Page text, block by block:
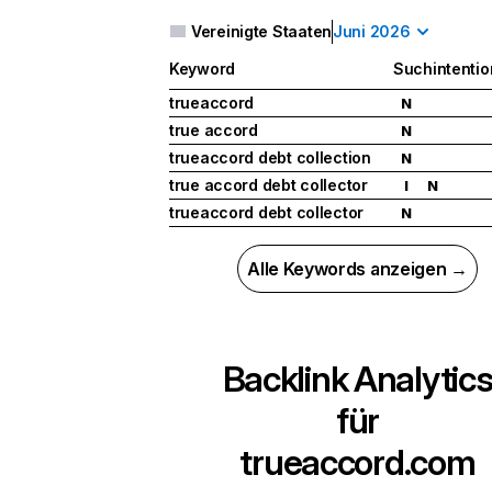
Vereinigte StaatenJuni 2026
Keyword
trueaccord
N
true accord N
trueaccord debt collection N
true accord debt collector I N
trueaccord debt collector N
Alle Keywords anzeigen →
Backlink Analytics
für
trueaccord.com